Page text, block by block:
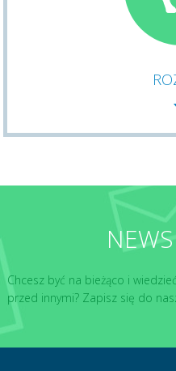
Chcesz być na bieżąco i
przed innymi? Zapisz się do